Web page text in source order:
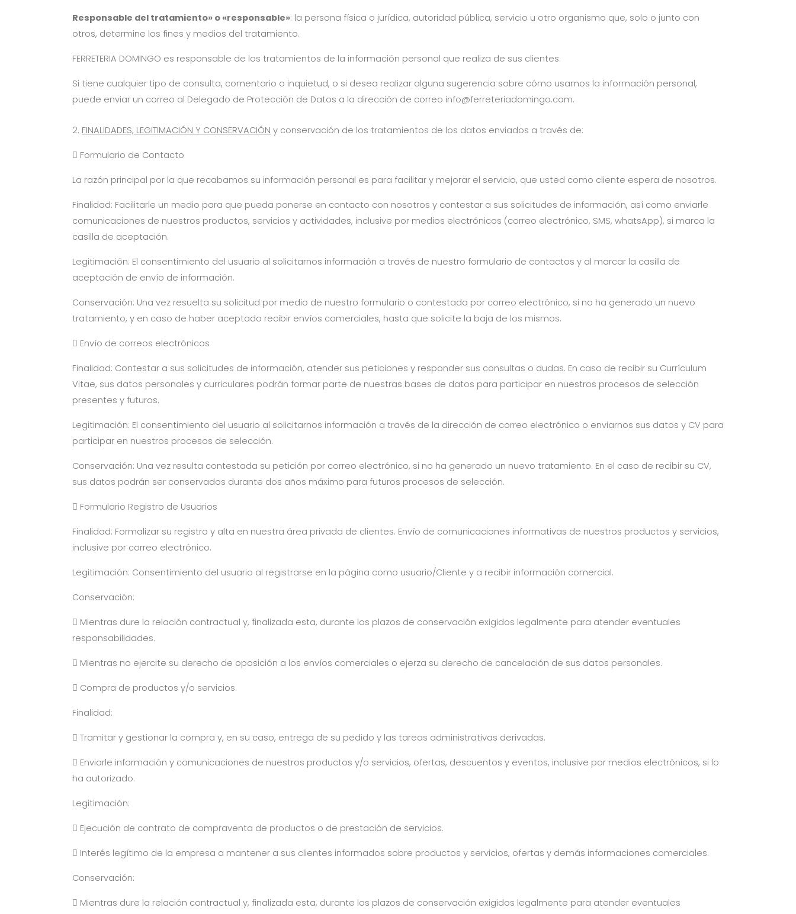
Responsable del tratamiento» o «responsable»: la persona física o jurídica, autoridad pública, servicio u otro organismo que, solo o junto con
otros, determine los fines y medios del tratamiento.
FERRETERIA DOMINGO es responsable de los tratamientos de la información personal que realiza de sus clientes.
Si tiene cualquier tipo de consulta, comentario o inquietud, o si desea realizar alguna sugerencia sobre cómo usamos la información personal,
puede enviar un correo al Delegado de Protección de Datos a la dirección de correo info@ferreteriadomingo.com.
2. FINALIDADES, LEGITIMACIÓN Y CONSERVACIÓN y conservación de los tratamientos de los datos enviados a través de:
 Formulario de Contacto
La razón principal por la que recabamos su información personal es para facilitar y mejorar el servicio, que usted como cliente espera de nosotros.
Finalidad: Facilitarle un medio para que pueda ponerse en contacto con nosotros y contestar a sus solicitudes de información, así como enviarle
comunicaciones de nuestros productos, servicios y actividades, inclusive por medios electrónicos (correo electrónico, SMS, whatsApp), si marca la
casilla de aceptación.
Legitimación: El consentimiento del usuario al solicitarnos información a través de nuestro formulario de contactos y al marcar la casilla de
aceptación de envío de información.
Conservación: Una vez resuelta su solicitud por medio de nuestro formulario o contestada por correo electrónico, si no ha generado un nuevo
tratamiento, y en caso de haber aceptado recibir envíos comerciales, hasta que solicite la baja de los mismos.
 Envío de correos electrónicos
Finalidad: Contestar a sus solicitudes de información, atender sus peticiones y responder sus consultas o dudas. En caso de recibir su Currículum
Vitae, sus datos personales y curriculares podrán formar parte de nuestras bases de datos para participar en nuestros procesos de selección
presentes y futuros.
Legitimación: El consentimiento del usuario al solicitarnos información a través de la dirección de correo electrónico o enviarnos sus datos y CV para
participar en nuestros procesos de selección.
Conservación: Una vez resulta contestada su petición por correo electrónico, si no ha generado un nuevo tratamiento. En el caso de recibir su CV,
sus datos podrán ser conservados durante dos años máximo para futuros procesos de selección.
 Formulario Registro de Usuarios
Finalidad: Formalizar su registro y alta en nuestra área privada de clientes. Envío de comunicaciones informativas de nuestros productos y servicios,
inclusive por correo electrónico.
Legitimación: Consentimiento del usuario al registrarse en la página como usuario/Cliente y a recibir información comercial.
Conservación:
 Mientras dure la relación contractual y, finalizada esta, durante los plazos de conservación exigidos legalmente para atender eventuales
responsabilidades.
 Mientras no ejercite su derecho de oposición a los envíos comerciales o ejerza su derecho de cancelación de sus datos personales.
 Compra de productos y/o servicios.
Finalidad:
 Tramitar y gestionar la compra y, en su caso, entrega de su pedido y las tareas administrativas derivadas.
 Enviarle información y comunicaciones de nuestros productos y/o servicios, ofertas, descuentos y eventos, inclusive por medios electrónicos, si lo
ha autorizado.
Legitimación:
 Ejecución de contrato de compraventa de productos o de prestación de servicios.
 Interés legítimo de la empresa a mantener a sus clientes informados sobre productos y servicios, ofertas y demás informaciones comerciales.
Conservación:
 Mientras dure la relación contractual y, finalizada esta, durante los plazos de conservación exigidos legalmente para atender eventuales